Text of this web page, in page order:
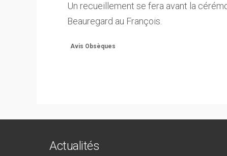
Un recueillement se fera avant la
Beauregard au François.
Avis Obsèques
Actualités